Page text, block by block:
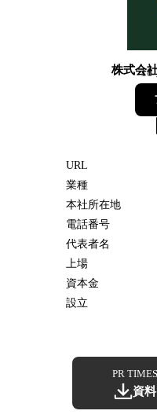
株式会18
URL
業種
本社所在地
電話番号
代表者名
上場
資本金
設立
PR
資